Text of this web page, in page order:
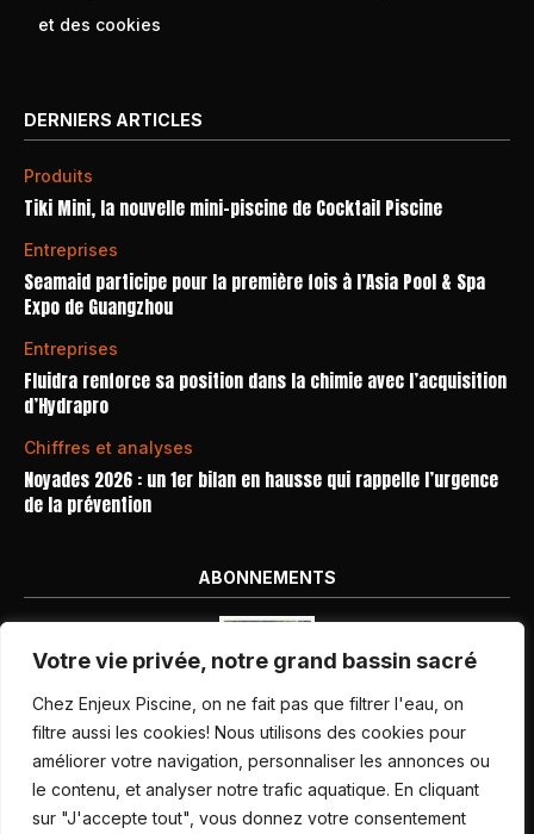
Votre vie privée, notre grand bassin sacré
Chez Enjeux Piscine, on ne fait pas que filtrer l'eau, on
filtre aussi les cookies! Nous utilisons des cookies pour
améliorer votre navigation, personnaliser les annonces ou
le contenu, et analyser notre trafic aquatique. En cliquant
sur "J'accepte tout", vous donnez votre consentement
et des cookies
DERNIERS ARTICLES
Produits
Tiki Mini, la nouvelle mini-piscine de Cocktail Piscine
Entreprises
Seamaid participe pour la première fois à l’Asia Pool & Spa
Expo de Guangzhou
Entreprises
Fluidra renforce sa position dans la chimie avec l’acquisition
d’Hydrapro
Chiffres et analyses
Noyades 2026 : un 1er bilan en hausse qui rappelle l’urgence
de la prévention
ABONNEMENTS
Nos dernières parutions
Abonnement magazine